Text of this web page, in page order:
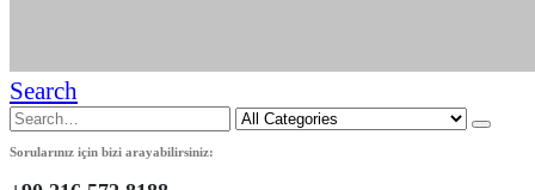
Search
Sorularınız için bizi arayabilirsiniz: